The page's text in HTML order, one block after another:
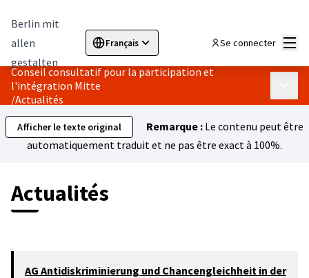
Berlin mit
allen
gestalten
Français
Sprache wählen Choose languageElegir el idioma
Se connecter
Conseil consultatif pour la participation et
l'intégration Mitte
/Actualités
Afficher le texte original Remarque : Le contenu peut être
automatiquement traduit et ne pas être exact à 100%.
Actualités
AG Antidiskriminierung und Chancengleichheit in der